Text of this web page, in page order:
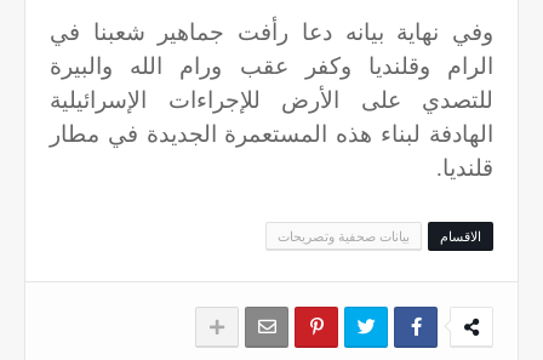
وفي نهاية بيانه دعا رأفت جماهير شعبنا في
الرام وقلنديا وكفر عقب ورام الله والبيرة
للتصدي على الأرض للإجراءات الإسرائيلية
الهادفة لبناء هذه المستعمرة الجديدة في مطار
قلنديا.
الاقسام بيانات صحفية وتصريحات